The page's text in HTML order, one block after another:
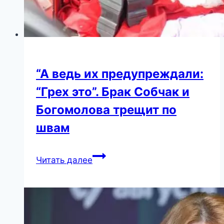
“А ведь их предупреждали:
“Грех это”. Брак Собчак и
Богомолова трещит по
швам
Читать далее“А
предупреждали:
“Грех